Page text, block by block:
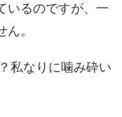
いるのですが、一
。
私なりに噛み砕い